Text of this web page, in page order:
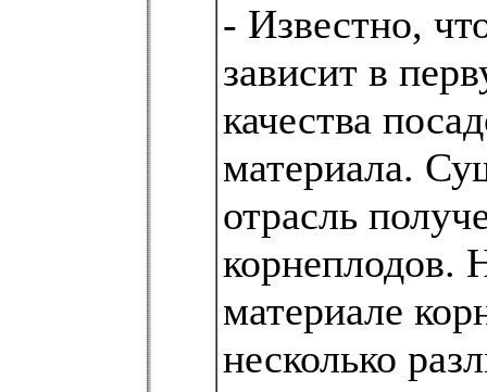
- Известно,
зависит в
качества
материала.
отрасль
корнеплодов.
материале
несколько